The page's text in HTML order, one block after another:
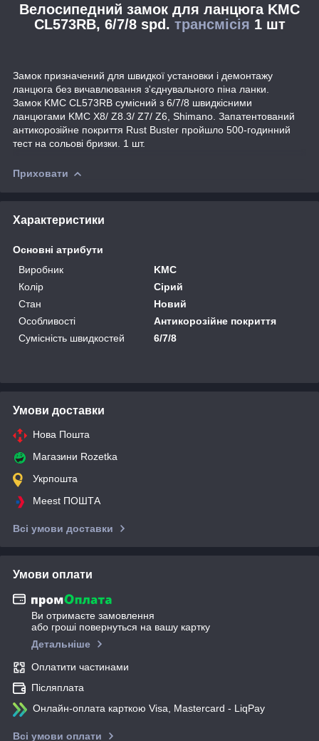
Велосипедний замок для ланцюга KMC
CL573RB, 6/7/8 spd. трансмісія 1 шт
Замок призначений для швидкої установки і демонтажу
ланцюга без вичавлювання з'єднувального піна ланки.
Замок KMC CL573RB сумісний з 6/7/8 швидкісними
ланцюгами KMC X8/ Z8.3/ Z7/ Z6, Shimano. Запатентований
антикорозійне покриття Rust Buster пройшло 500-годинний
тест на сольові бризки. 1 шт.
Приховати
Характеристики
Основні атрибути
Виробник
KMC
Колір
Сірий
Стан
Новий
Особливості
Антикорозійне покриття
Сумісність швидкостей
6/7/8
Умови доставки
Нова Пошта
Магазини Rozetka
Укрпошта
Meest ПОШТА
Всі умови доставки
Умови оплати
Ви отримаєте замовлення
або гроші повернуться на вашу картку
Детальніше
Оплатити частинами
Післяплата
Онлайн-оплата карткою Visa, Mastercard - LiqPay
Всі умови оплати